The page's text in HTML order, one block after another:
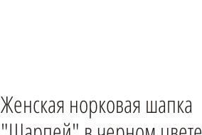
Женская норковая шапка